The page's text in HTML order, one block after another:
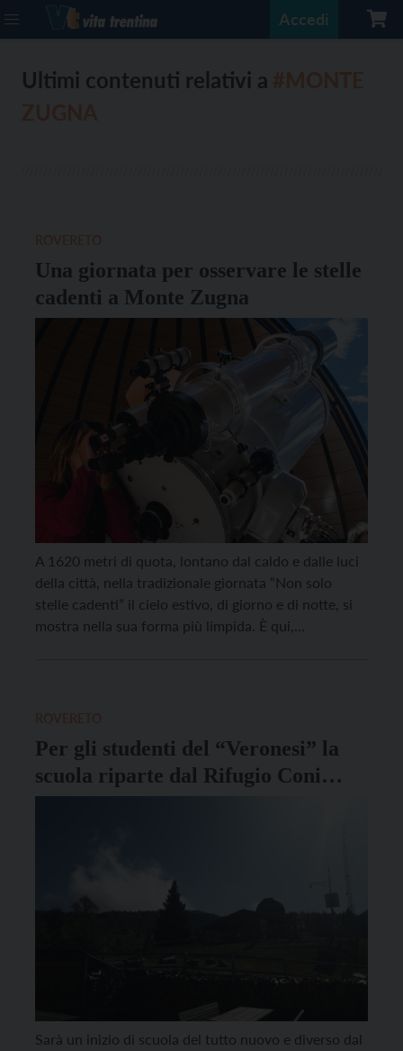
Accedi
Ultimi contenuti relativi a
Una giornata per osservare le stelle
cadenti a Monte Zugna
A 1620 metri di quota, lontano dal caldo e dalle luci
della città, nella tradizionale giornata “Non solo
stelle cadenti” il cielo estivo, di giorno e di notte, si
mostra nella sua forma più limpida. È qui,
Per gli studenti del “Veronesi” la
scuola riparte dal Rifugio Coni
Zugna
Sarà un inizio di scuola del tutto nuovo e diverso dal